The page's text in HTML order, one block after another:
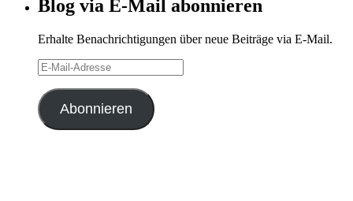
Blog via E-Mail abonnieren
Erhalte Benachrichtigungen über neue Beiträge via E-Mail.
E-
Mail-
Adresse
Abonnieren